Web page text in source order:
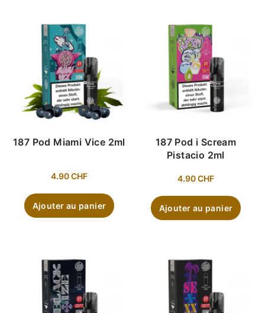
187 Pod Miami Vice 2ml
4.90CHF
Ajouter au panier
187 Pod i Scream
Pistacio 2ml
4.90CHF
Ajouter au panier